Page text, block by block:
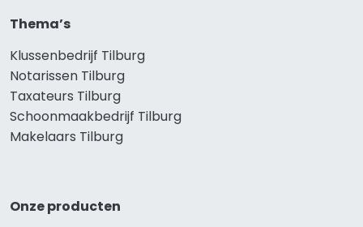
Thema’s
Klussenbedrijf Tilburg
Notarissen Tilburg
Taxateurs Tilburg
Schoonmaakbedrijf Tilburg
Makelaars Tilburg
Onze producten